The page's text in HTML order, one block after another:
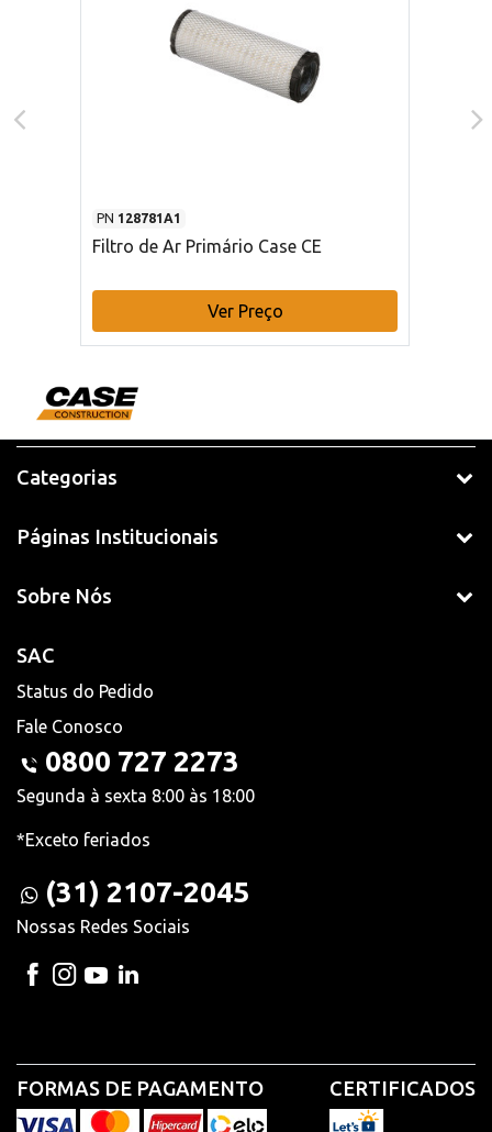
PN 128781A1
Filtro de Ar Primário Case CE
Ver Preço
Categorias
Páginas Institucionais
Sobre Nós
SAC
Status do Pedido
Fale Conosco
0800 727 2273
Segunda à sexta 8:00 às 18:00
*Exceto feriados
(31) 2107-2045
Nossas Redes Sociais
FORMAS DE PAGAMENTO CERTIFICADOS